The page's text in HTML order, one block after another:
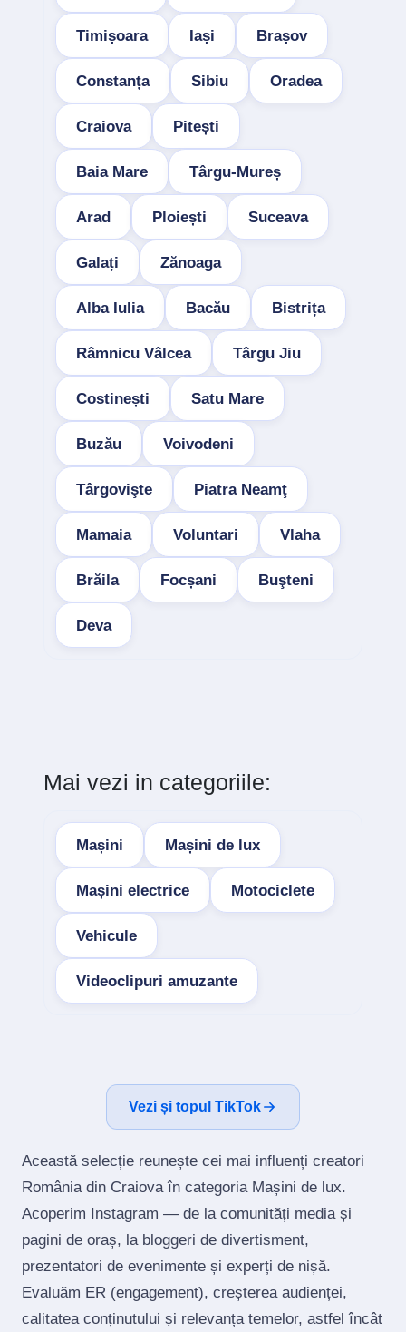
Timișoara Iași Brașov
Constanța Sibiu Oradea
Craiova Pitești
Baia Mare Târgu-Mureș
Arad Ploiești Suceava
Galați Zănoaga
Alba Iulia Bacău Bistrița
Râmnicu Vâlcea Târgu Jiu
Costinești Satu Mare
Buzău Voivodeni
Târgovişte Piatra Neamţ
Mamaia Voluntari Vlaha
Brăila Focșani Buşteni
Deva
Mai vezi in categoriile:
Mașini Mașini de lux
Mașini electrice Motociclete
Vehicule
Videoclipuri amuzante
Vezi și topul TikTok
Această selecție reunește cei mai influenți creatori
România din Craiova în categoria Mașini de lux.
Acoperim Instagram — de la comunități media și
pagini de oraș, la bloggeri de divertisment,
prezentatori de evenimente și experți de nișă.
Evaluăm ER (engagement), creșterea audienței,
calitatea conținutului și relevanța temelor, astfel încât